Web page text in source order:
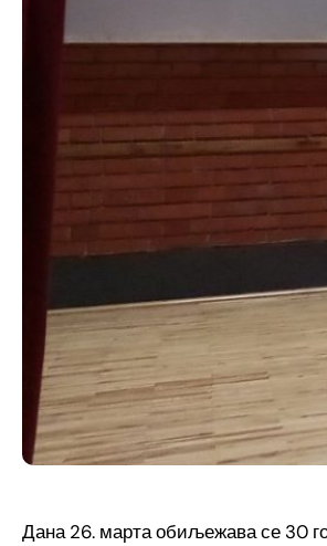
Дана 26. марта обиљежава се 30